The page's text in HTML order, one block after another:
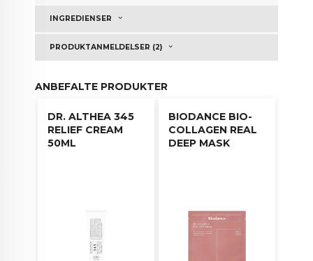
ansiktet.
INGREDIENSER
PRODUKTANMELDELSER (2)
ANBEFALTE PRODUKTER
DR. ALTHEA 345
RELIEF CREAM
50ML
BIODANCE BIO-
COLLAGEN REAL
DEEP MASK